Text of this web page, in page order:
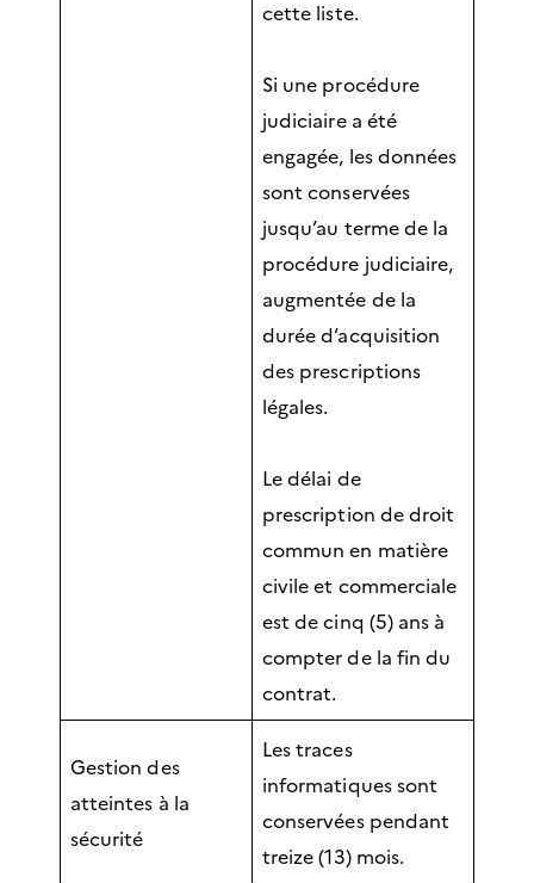
cette liste.
Si une procédure
judiciaire a été
engagée, les données
sont conservées
jusqu’au terme de la
procédure judiciaire,
augmentée de la
durée d’acquisition
des prescriptions
légales.
Le délai de
prescription de droit
commun en matière
civile et commerciale
est de cinq (5) ans à
compter de la fin du
contrat.
Gestion des
atteintes à la
sécurité
Les traces
informatiques sont
conservées pendant
treize (13) mois.